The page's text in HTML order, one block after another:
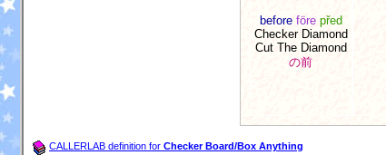
before före před
Checker Diamond
Cut The Diamond
の前
CALLERLAB definition for Checker Board/Box Anything